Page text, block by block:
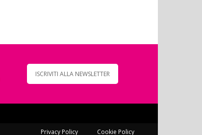
ISCRIVITI ALLA NEWSLETTER
Privacy Policy Cookie Policy